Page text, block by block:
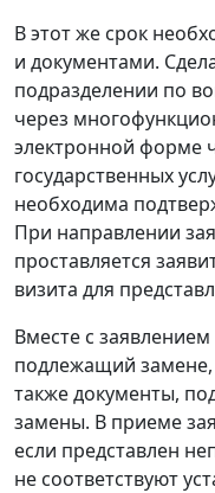
В этот же срок
и документами.
подразделении по
через
электронной форме
государственных
необходима
При направлении
проставляется
визита для
Вместе с
подлежащий
также документы,
замены. В приеме
если представлен
не соответствуют